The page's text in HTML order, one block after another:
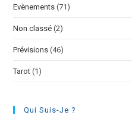
Evènements (71)
Non classé (2)
Prévisions (46)
Tarot (1)
Qui Suis-Je ?